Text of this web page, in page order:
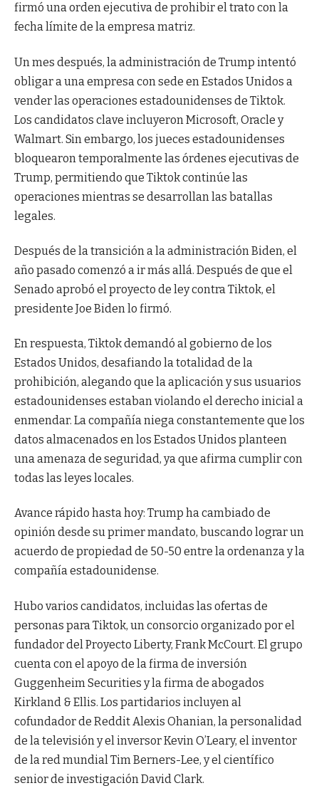
firmó una orden ejecutiva de prohibir el trato con la
fecha límite de la empresa matriz.
Un mes después, la administración de Trump intentó
obligar a una empresa con sede en Estados Unidos a
vender las operaciones estadounidenses de Tiktok.
Los candidatos clave incluyeron Microsoft, Oracle y
Walmart. Sin embargo, los jueces estadounidenses
bloquearon temporalmente las órdenes ejecutivas de
Trump, permitiendo que Tiktok continúe las
operaciones mientras se desarrollan las batallas
legales.
Después de la transición a la administración Biden, el
año pasado comenzó a ir más allá. Después de que el
Senado aprobó el proyecto de ley contra Tiktok, el
presidente Joe Biden lo firmó.
En respuesta, Tiktok demandó al gobierno de los
Estados Unidos, desafiando la totalidad de la
prohibición, alegando que la aplicación y sus usuarios
estadounidenses estaban violando el derecho inicial a
enmendar. La compañía niega constantemente que los
datos almacenados en los Estados Unidos planteen
una amenaza de seguridad, ya que afirma cumplir con
todas las leyes locales.
Avance rápido hasta hoy: Trump ha cambiado de
opinión desde su primer mandato, buscando lograr un
acuerdo de propiedad de 50-50 entre la ordenanza y la
compañía estadounidense.
Hubo varios candidatos, incluidas las ofertas de
personas para Tiktok, un consorcio organizado por el
fundador del Proyecto Liberty, Frank McCourt. El grupo
cuenta con el apoyo de la firma de inversión
Guggenheim Securities y la firma de abogados
Kirkland & Ellis. Los partidarios incluyen al
cofundador de Reddit Alexis Ohanian, la personalidad
de la televisión y el inversor Kevin O’Leary, el inventor
de la red mundial Tim Berners-Lee, y el científico
senior de investigación David Clark.